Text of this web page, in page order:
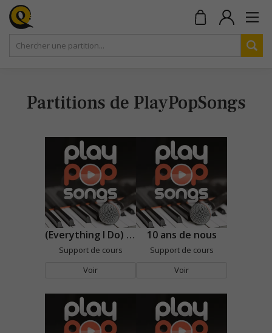
Partitions de PlayPopSongs
(Everything I Do) I Do It For You
Support de cours
Voir
10 ans de nous
Support de cours
Voir